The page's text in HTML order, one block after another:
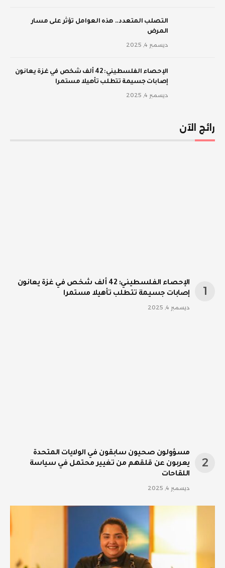
‫التصلب المتعدد.. هذه العوامل تؤثر على مسار
المرض
ديسمبر 4, 2025
الإحصاء الفلسطيني: 42 ألف شخص في غزة يعانون
إصابات جسيمة تتطلب تأهيلا مستمرا
ديسمبر 4, 2025
رائج الآن
الإحصاء الفلسطيني: 42 ألف شخص في غزة يعانون
إصابات جسيمة تتطلب تأهيلا مستمرا
ديسمبر 4, 2025
مسؤولون صحيون سابقون في الولايات المتحدة
يعربون عن قلقهم من تغيير محتمل في سياسة
اللقاحات
ديسمبر 4, 2025